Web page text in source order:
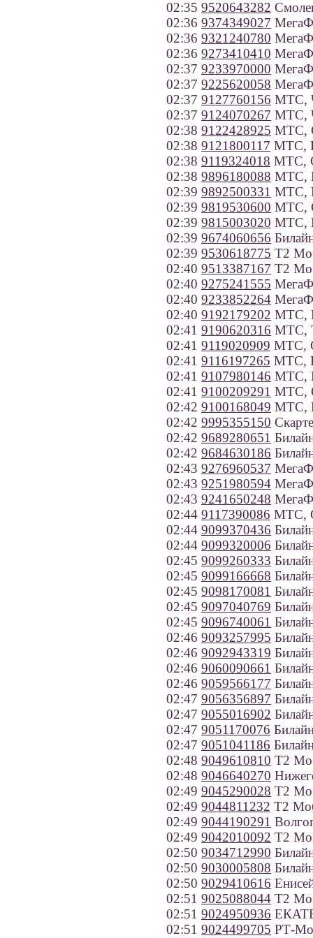
02:35 9520643282
02:36 9374349027
02:36 9321240780
02:36 9273410410
02:37 9233970000
02:37 9225620058
02:37 9127760156 МТС,
02:37 9124070267 МТС,
02:38 9122428925 МТС,
02:38 9121800117 МТС,
02:38 9119324018 МТС,
02:38 9896180088 МТС,
02:39 9892500331 МТС,
02:39 9819530600 МТС,
02:39 9815003020 МТС,
02:39 9674060656
02:39 9530618775 Т2
02:40 9513387167 Т2
02:40 9275241555
02:40 9233852264
02:40 9192179202 МТС,
02:41 9190620316 МТС,
02:41 9119020909 МТС,
02:41 9116197265 МТС,
02:41 9107980146 МТС,
02:41 9100209291 МТС,
02:42 9100168049 МТС,
02:42 9995355150
02:42 9689280651
02:42 9684630186
02:43 9276960537
02:43 9251980594
02:43 9241650248
02:44 9117390086 МТС,
02:44 9099370436
02:44 9099320006
02:45 9099260333
02:45 9099166668
02:45 9098170081
02:45 9097040769
02:45 9096740061
02:46 9093257995
02:46 9092943319
02:46 9060090661
02:46 9059566177
02:47 9056356897
02:47 9055016902
02:47 9051170076
02:47 9051041186
02:48 9049610810 Т2
02:48 9046640270
02:49 9045290028 Т2
02:49 9044811232 Т2
02:49 9044190291
02:49 9042010092 Т2
02:50 9034712990
02:50 9030005808
02:50 9029410616
02:51 9025088044 Т2
02:51 9024950936
02:51 9024499705 РТ-